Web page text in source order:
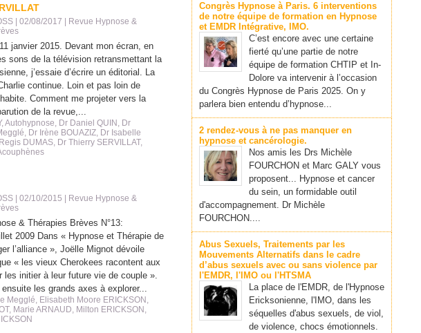
| 02/08/2017
Revue Hypnose &
janvier 2015. Devant mon écran, en
sons de la télévision retransmettant la
j’essaie d’écrire un éditorial. La
continue. Loin et pas loin de
Comment me projeter vers la
de la revue,...
,Autohypnose, Dr Daniel QUIN , Dr
, Dr Irène BOUAZIZ, Dr Isabelle
DUMAS, Dr Thierry SERVILLAT,
| 02/10/2015
Revue Hypnose &
& Thérapies Brèves N°13:
2009 Dans « Hypnose et Thérapie de
l’alliance », Joëlle Mignot dévoile
« les vieux Cherokees racontent aux
les initier à leur future vie de couple ».
ensuite les grands axes à explorer...
Megglé, Elisabeth Moore ERICKSON ,
, Marie ARNAUD, Milton ERICKSON ,
Congrès Hypnose à Paris. 6 interventions
de notre équipe de formation en Hypnose
et EMDR Intégrative, IMO.
C’est encore avec une certaine
fierté qu’une partie de notre
équipe de formation CHTIP et In-
Dolore va intervenir à l’occasion
du Congrès Hypnose de Paris 2025. On y
parlera bien entendu d’hypnose...
2 rendez-vous à ne pas manquer en
hypnose et cancérologie.
Nos amis les Drs Michèle
FOURCHON et Marc GALY vous
proposent... Hypnose et cancer
du sein, un formidable outil
d'accompagnement. Dr Michèle
FOURCHON....
Abus Sexuels, Traitements par les
Mouvements Alternatifs dans le cadre
d’abus sexuels avec ou sans violence par
l'EMDR, l'IMO ou l'HTSMA
La place de l'EMDR, de l'Hypnose
Ericksonienne, l'IMO, dans les
séquelles d'abus sexuels, de viol,
de violence, chocs émotionnels.